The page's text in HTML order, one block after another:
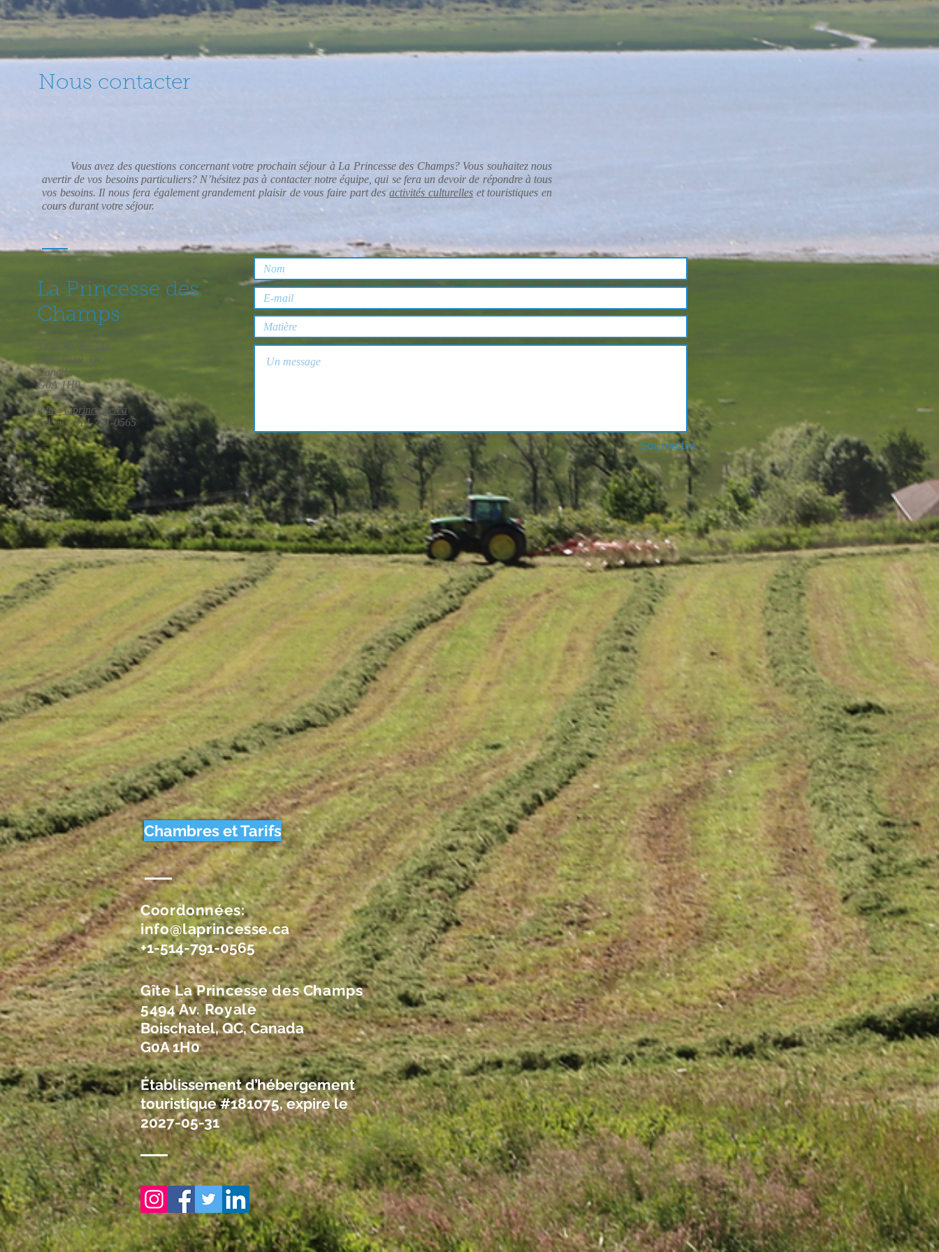
Nous contacter
Vous avez des questions concernant votre prochain séjour à La Princesse des Champs? Vous souhaitez nous
avertir de vos besoins particuliers? N’hésitez pas à contacter notre équipe, qui se fera un devoir de répondre à tous
vos besoins. Il nous fera également grandement plaisir de vous faire part desactivités culturelleset touristiques en
cours durant votre séjour.
La Princesse des
Champs
5494 Av. Royale
Boischatel, QC,
Canada
G0A 1H0
info@laprincesse.ca
Tel: +1-514-791-0565
Soumettre
Chambres et Tarifs
Coordonnées:
info@laprincesse.ca
+1-514-791-0565
Gîte La Princesse des Champs
5494 Av. Royale
Boischatel, QC, Canada
G0A 1H0
Établissement d’hébergement
touristique #181075, expire le
2027-05-31